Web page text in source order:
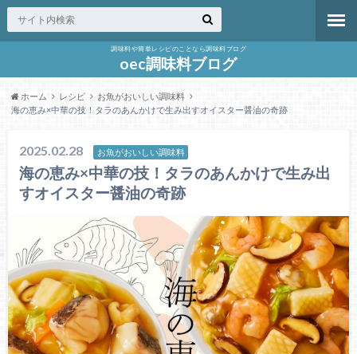
調味料や簡単レシピのことなら調味料ブログ
oec調味料ブログ
ホーム レシピ
お魚がおいしい調味料
海の恵み×中華の技！タラのあんかけで生み出すオイスター醤油の奇跡
2025.02.28 お魚がおいしい調味料
海の恵み×中華の技！タラのあんかけで生み出
すオイスター醤油の奇跡